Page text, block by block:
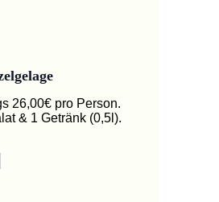
26,00€ pro Person.
& 1 Getränk (0,5l).